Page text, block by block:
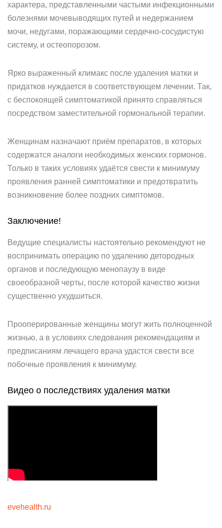
характера, представленными частыми инфекционными
болезнями мочевыводящих путей и недержанием
мочи, недугами, поражающими сердечно-сосудистую
систему, и остеопорозом.
Ярко выраженный климакс после удаления матки и
придатков нуждается в соответствующем лечении. Так,
с беспокоящей симптоматикой принято справляться
посредством заместительной гормональной терапии.
Женщинам назначают приём препаратов, в которых
содержатся аналоги необходимых женских гормонов.
Только в таких условиях удаётся свести к минимуму
проявления ранней симптоматики и предотвратить
возникновение более поздних симптомов.
Заключение!
Ведущие специалисты настоятельно рекомендуют не
воспринимать операцию по удалению детородных
органов и последующую менопаузу в виде
своеобразной черты, после которой качество жизни
существенно ухудшиться.
Прооперированные женщины могут жить полноценной
жизнью, а в условиях следования рекомендациям и
предписаниям лечащего врача удастся свести все
побочные проявления к минимуму.
Видео о последствиях удаления матки
evehealth.ru